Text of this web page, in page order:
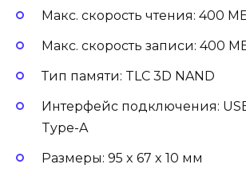
Макс. скорость чтения: 400
Макс. скорость записи: 400
Тип памяти: TLC 3D NAND
Интерфейс подключения:
Type-A
Размеры: 95 x 67 x 10 мм